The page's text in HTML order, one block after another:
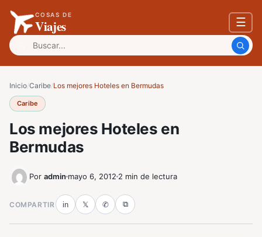
COSAS DE
Viajes ☰
Buscar:
Inicio/Caribe/Los mejores Hoteles en Bermudas
Caribe
Los mejores Hoteles en
Bermudas
Por admin mayo 6, 2012 2 min de lectura
COMPARTIR in 𝕏 ✆ ⧉